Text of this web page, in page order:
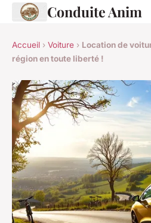
Conduite Anim
Accueil › Voiture › Location de
région en toute liberté !